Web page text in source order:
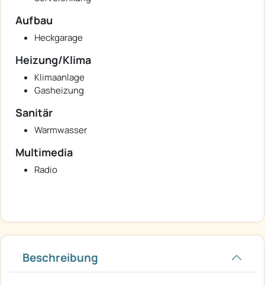
Aufbau
Heckgarage
Heizung/Klima
Klimaanlage
Gasheizung
Sanitär
Warmwasser
Multimedia
Radio
Beschreibung